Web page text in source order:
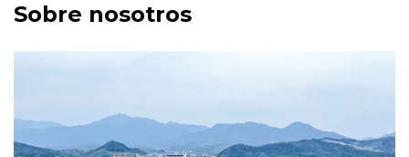
Sobre nosotros